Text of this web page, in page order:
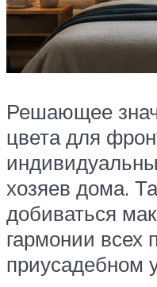
Решающее
цвета для
хозяев дома.
добиваться
гармонии всех
приусадебном